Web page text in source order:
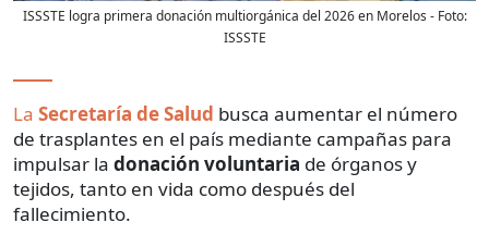
ISSSTE logra primera donación multiorgánica del 2026 en Morelos - Foto:
ISSSTE
La Secretaría de Salud busca aumentar el número
de trasplantes en el país mediante campañas para
impulsar la donación voluntaria de órganos y
tejidos, tanto en vida como después del
fallecimiento.